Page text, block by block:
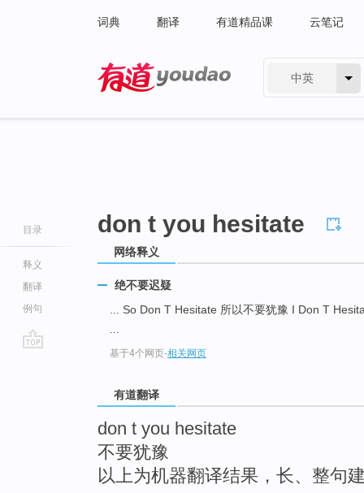
词典 翻译 有道精品课 云笔记
中英
目录
释义
翻译
例句
don t you hesitate
网络释义
绝不要迟疑
... So Don T Hesitate 所以不要犹豫 I Don T
基于4个网页-相关网页
有道翻译
don t you hesitate
不要犹豫
以上为机器翻译结果，长、整句